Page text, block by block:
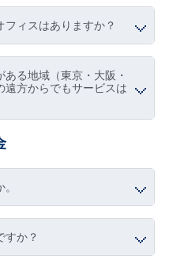
フィスはありますか？
る地域（東京・大阪・
遠方からでもサービスは
すか？